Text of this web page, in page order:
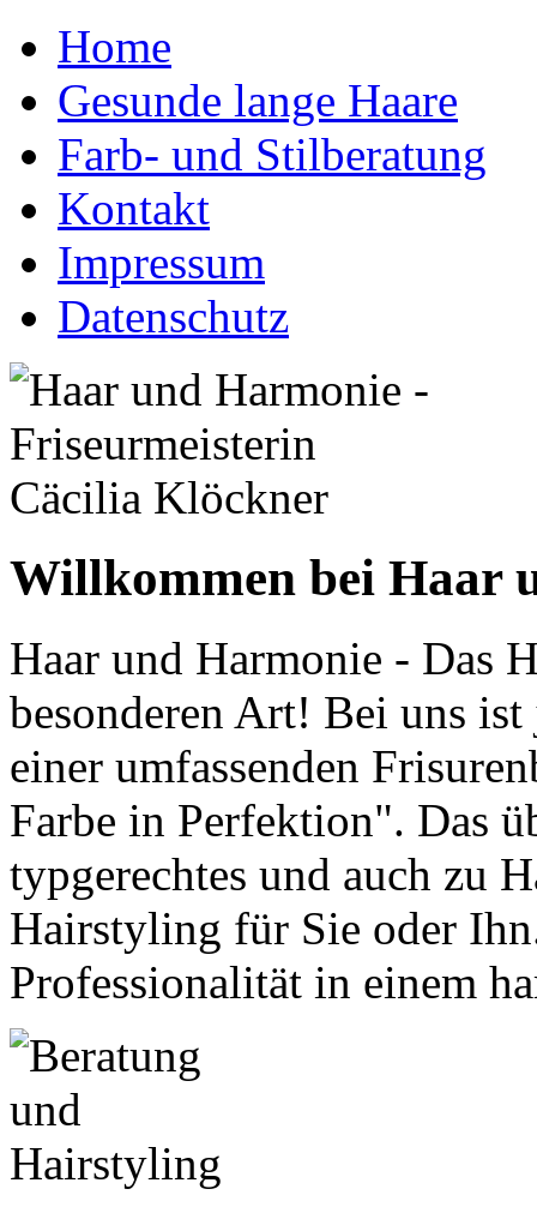
Home
Gesunde lange Haare
Farb- und Stilberatung
Kontakt
Impressum
Datenschutz
Willkommen bei Haar
Haar und Harmonie - Das
besonderen Art! Bei uns
einer umfassenden
Farbe in Perfektion". Das
typgerechtes und auch zu
Hairstyling für Sie oder
Professionalität in einem